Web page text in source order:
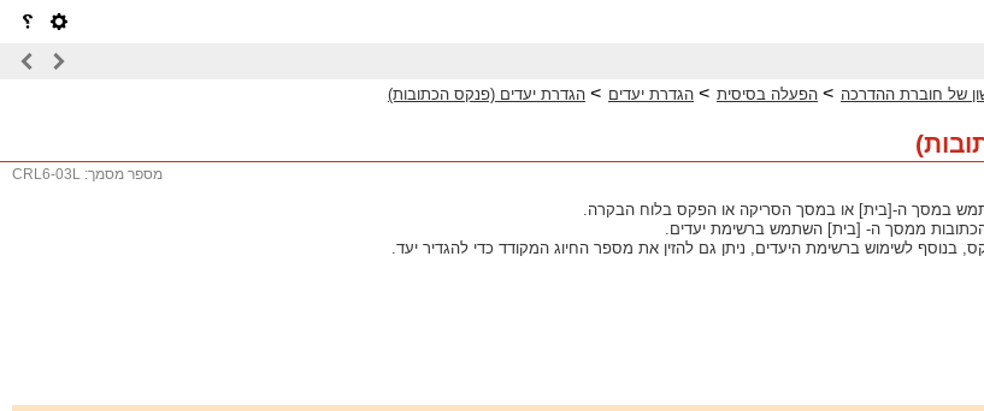
של חוברת ההדרכה > הפעלה בסיסית > הגדרת יעדים > הגדרת יעדים (פנקס הכתובות)
מספר מסמך: CRL6-03L
במסך ה-[בית] או במסך הסריקה או הפקס בלוח הבקרה.
ממסך ה- [בית] השתמש ברשימת יעדים.
לשימוש ברשימת היעדים, ניתן גם להזין את מספר החיוג המקודד כדי להגדיר יעד.